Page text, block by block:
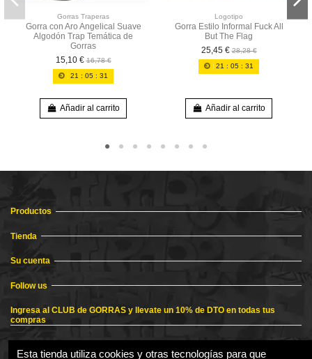
Gorras Traperas
Gorra con Aro Angelical Suave
Algodón Trap Temática de
Gorras
15,10 € 16,78 €
21 :05 :31
Añadir al carrito
Logotipo
Gorra Estilo Informal Fuck All
But The Flag
25,45 € 28,28 €
21 :05 :31
Añadir al carrito
Productos
Tienda
Su cuenta
Follow us
Ingresa al CLUB de GORRAS y llevate un 10% de DTO en todas tus
compras
Esta tienda utiliza cookies y otras tecnologías para que